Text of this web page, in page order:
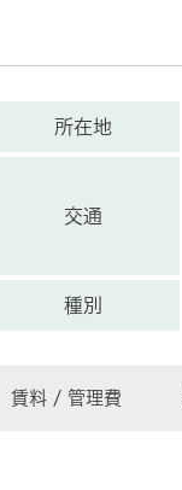
所在地
交通
種別
賃料 / 管理費